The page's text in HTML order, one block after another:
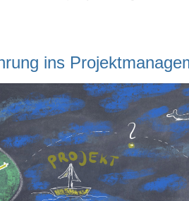
ins